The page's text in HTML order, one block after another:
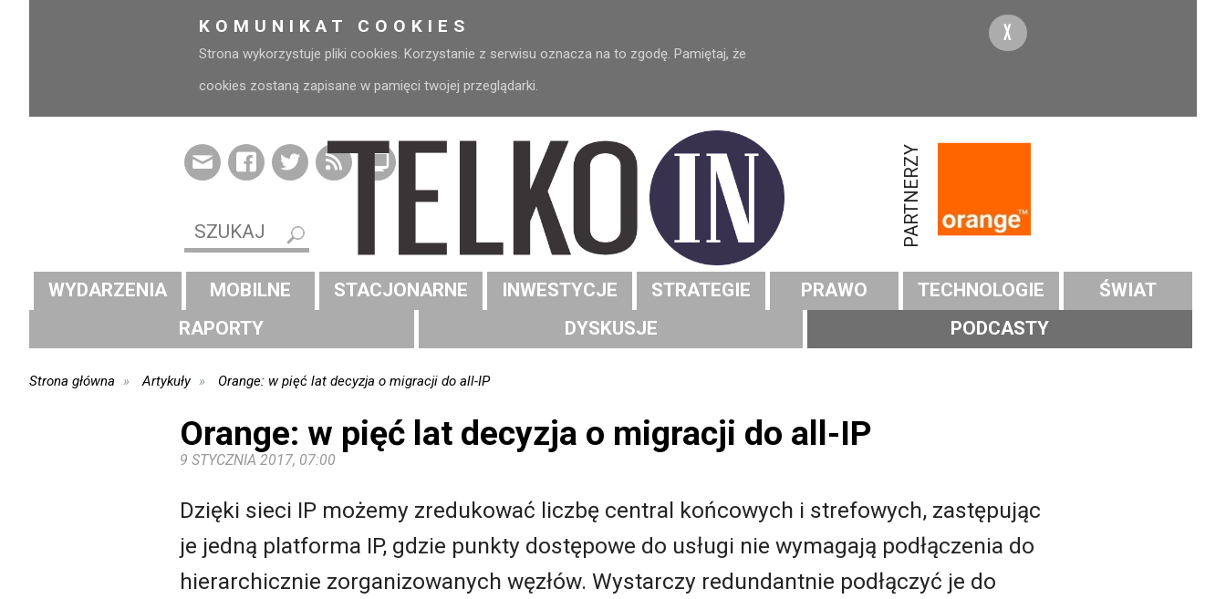
KOMUNIKAT COOKIES
Strona wykorzystuje pliki cookies. Korzystanie z serwisu oznacza na to zgodę. Pamiętaj, że
cookies zostaną zapisane w pamięci twojej przeglądarki.
X
PARTNERZY
WYDARZENIA MOBILNE STACJONARNE INWESTYCJE STRATEGIE PRAWO TECHNOLOGIE
ŚWIAT
RAPORTY
DYSKUSJE PODCASTY
Strona główna Artykuły Orange: w pięć lat decyzja o migracji do all-IP
Orange: w pięć lat decyzja o migracji do all-IP
9 STYCZNIA 2017, 07:00
Dzięki sieci IP możemy zredukować liczbę central końcowych i strefowych, zastępując
je jedną platforma IP, gdzie punkty dostępowe do usługi nie wymagają podłączenia do
hierarchicznie zorganizowanych węzłów. Wystarczy redundantnie podłączyć je do